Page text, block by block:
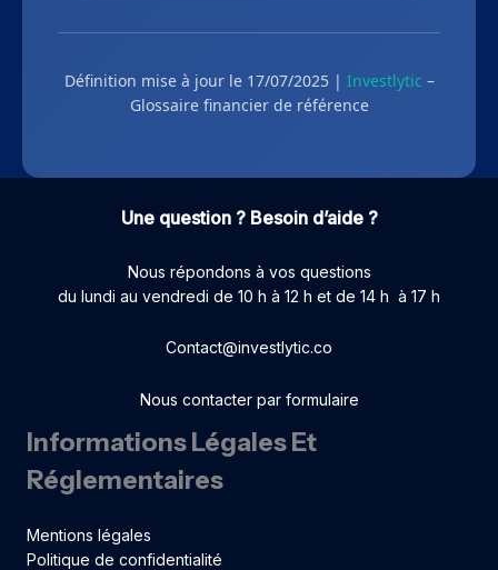
Définition mise à jour le 17/07/2025 | Investlytic –
Glossaire financier de référence
Une question ? Besoin d’aide ?
Nous répondons à vos questions
du lundi au vendredi de 10 h à 12 h et de 14 h à 17 h
Contact@investlytic.co
Nous contacter par formulaire
Informations Légales Et
Réglementaires
Mentions légales
Politique de confidentialité